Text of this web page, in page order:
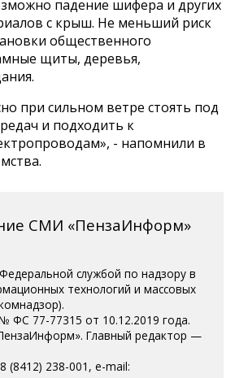
падение шифера и других
с крыш. Не меньший риск
общественного
щиты, деревья,
при сильном ветре стоять под
и подходить к
- напомнили в
СМИ «ПензаИнформ»
службой по надзору в
технологий и массовых
ФС 77-77315 от 10.12.2019 года.
Главный редактор —
(8412) 238-001, e-mail: